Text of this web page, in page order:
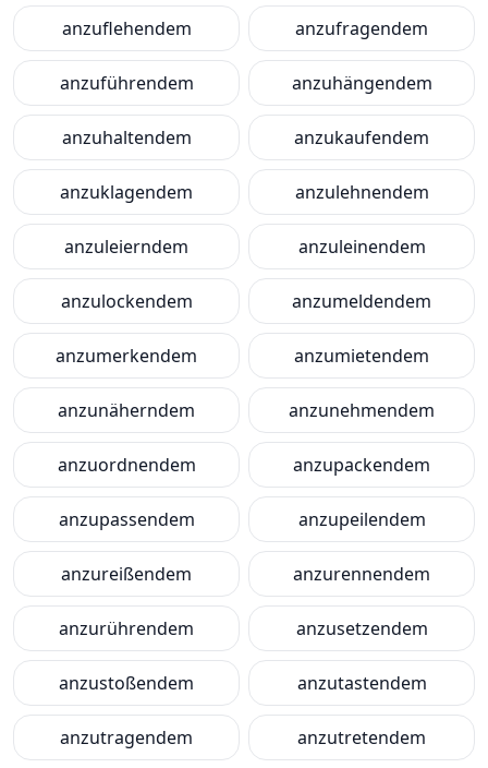
anzuflehendem anzufragendem
anzuführendem anzuhängendem
anzuhaltendem anzukaufendem
anzuklagendem anzulehnendem
anzuleierndem anzuleinendem
anzulockendem anzumeldendem
anzumerkendem anzumietendem
anzunäherndem anzunehmendem
anzuordnendem anzupackendem
anzupassendem anzupeilendem
anzureißendem anzurennendem
anzurührendem anzusetzendem
anzustoßendem anzutastendem
anzutragendem anzutretendem